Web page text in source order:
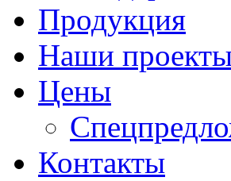
Продукция
Наши
Цены
Контакты